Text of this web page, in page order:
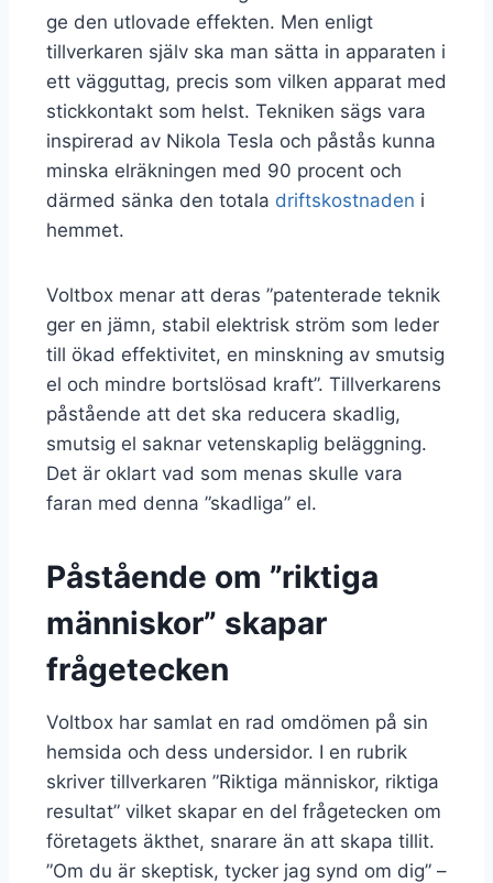
ge den utlovade effekten. Men enligt
tillverkaren själv ska man sätta in apparaten i
ett vägguttag, precis som vilken apparat med
stickkontakt som helst. Tekniken sägs vara
inspirerad av Nikola Tesla och påstås kunna
minska elräkningen med 90 procent och
därmed sänka den totala driftskostnaden i
hemmet.
Voltbox menar att deras ”patenterade teknik
ger en jämn, stabil elektrisk ström som leder
till ökad effektivitet, en minskning av smutsig
el och mindre bortslösad kraft”. Tillverkarens
påstående att det ska reducera skadlig,
smutsig el saknar vetenskaplig beläggning.
Det är oklart vad som menas skulle vara
faran med denna ”skadliga” el.
Påstående om ”riktiga
människor” skapar
frågetecken
Voltbox har samlat en rad omdömen på sin
hemsida och dess undersidor. I en rubrik
skriver tillverkaren ”Riktiga människor, riktiga
resultat” vilket skapar en del frågetecken om
företagets äkthet, snarare än att skapa tillit.
”Om du är skeptisk, tycker jag synd om dig” –